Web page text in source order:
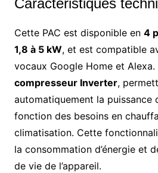
Caractéristiques
Cette PAC est disponible en 4
1,8 à 5 kW, et est compatible
vocaux Google Home et Alexa.
compresseur Inverter,
automatiquement la puissance
fonction des besoins en
climatisation. Cette
la consommation d’énergie et
de vie de l’appareil.